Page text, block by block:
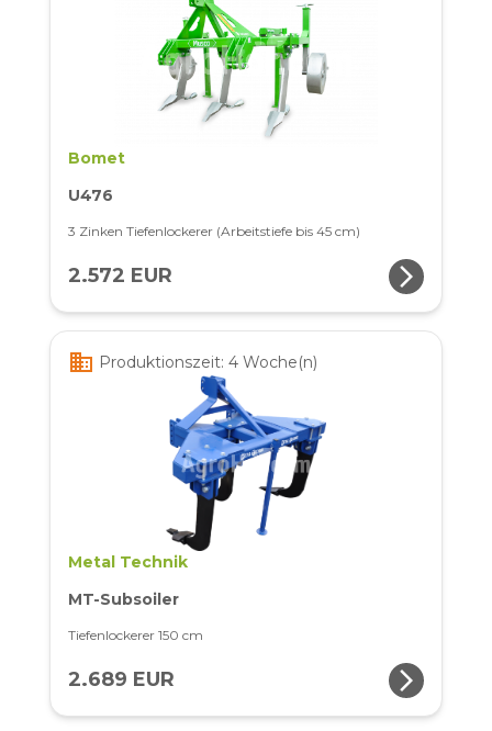
Bomet
U476
3 Zinken Tiefenlockerer (Arbeitstiefe bis 45 cm)
2.572 EUR arrow_forward_ios
business Produktionszeit: 4 Woche(n)
Metal Technik
MT-Subsoiler
Tiefenlockerer 150 cm
2.689 EUR arrow_forward_ios